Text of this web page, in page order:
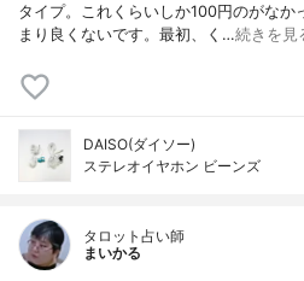
タイプ。これくらいしか100円のがなか
まり良くないです。最初、く…続きを見
DAISO(ダイソー)
ステレオイヤホン ビーンズ
タロット占い師
まいかる